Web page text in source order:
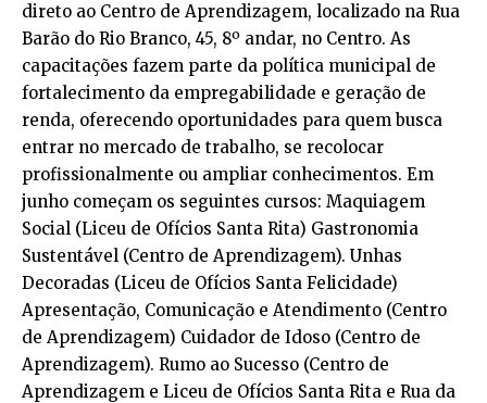
direto ao Centro de Aprendizagem, localizado na Rua
Barão do Rio Branco, 45, 8º andar, no Centro. As
capacitações fazem parte da política municipal de
fortalecimento da empregabilidade e geração de
renda, oferecendo oportunidades para quem busca
entrar no mercado de trabalho, se recolocar
profissionalmente ou ampliar conhecimentos. Em
junho começam os seguintes cursos: Maquiagem
Social (Liceu de Ofícios Santa Rita) Gastronomia
Sustentável (Centro de Aprendizagem). Unhas
Decoradas (Liceu de Ofícios Santa Felicidade)
Apresentação, Comunicação e Atendimento (Centro
de Aprendizagem) Cuidador de Idoso (Centro de
Aprendizagem). Rumo ao Sucesso (Centro de
Aprendizagem e Liceu de Ofícios Santa Rita e Rua da